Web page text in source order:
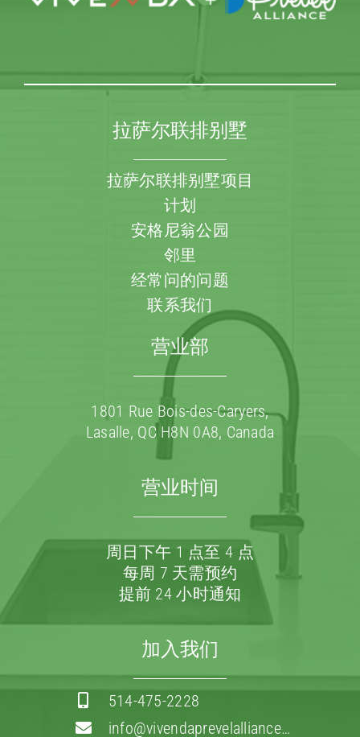
拉萨尔联排别墅
拉萨尔联排别墅项目
计划
安格尼翁公园
邻里
经常问的问题
联系我们
营业部
1801 Rue Bois-des-Caryers,
Lasalle, QC H8N 0A8, Canada
营业时间
周日下午 1 点至 4 点
每周 7 天需预约
提前 24 小时通知
加入我们
514-475-2228
info@vivendaprevelalliance…